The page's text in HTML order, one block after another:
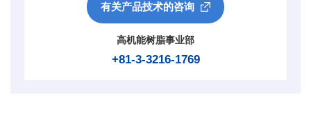
有关产品技术的咨询
高机能树脂事业部
+81-3-3216-1769